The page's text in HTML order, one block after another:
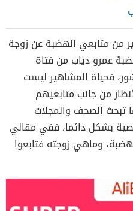
من متابعي الهضبة عن زوجة
عمرو دياب من فتاة
فحياة المشاهير ليست
من جانب متابعيهم
تبحث الصحف والمجلات
بشكل دائما، ففي مقالي
وماهي زوجته فتابعوا